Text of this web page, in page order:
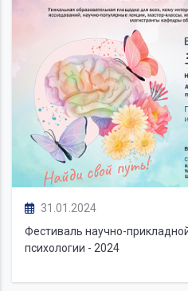
31.01.2024
Фестиваль научно-
психологии - 2024